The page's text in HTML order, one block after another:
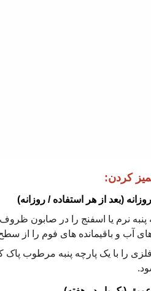
کردن:
(بعد از هر استفاده / روزانه)
پنبه نرم یا اسفنج را در صابون
آب و باقیمانده های فوم را از
را با یک پارچه پنبه مرطوب پاک